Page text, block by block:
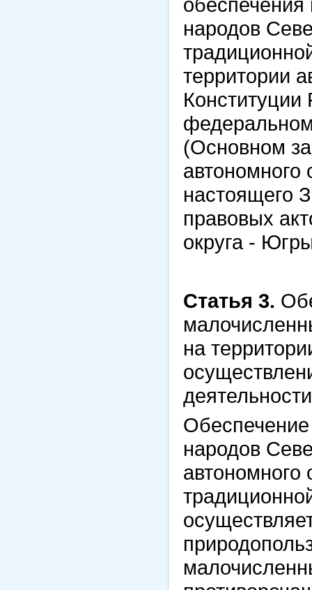
народов
территории
федеральном
(Основном
автономного
настоящего
правовых
округа -
Статья 3.
на
деятельности
народов
автономного